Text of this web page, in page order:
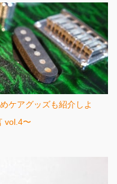
ケアグッズも紹介しよ
vol.4〜